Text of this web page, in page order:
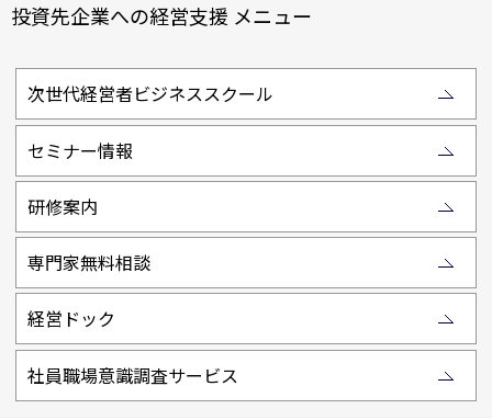
投資先企業への経営支援 メニュー
次世代経営者ビジネススクール
セミナー情報
研修案内
専門家無料相談
経営ドック
社員職場意識調査サービス